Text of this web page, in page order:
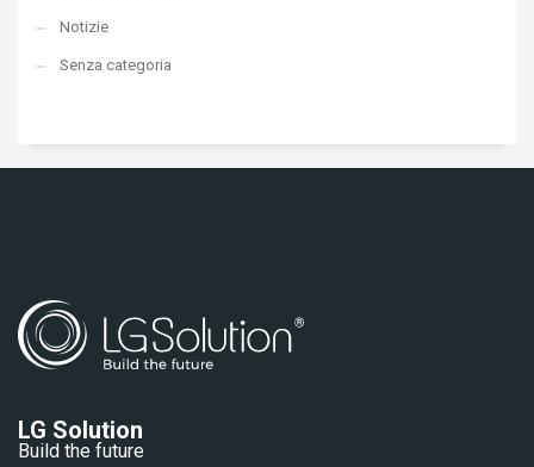
Notizie
Senza categoria
LG Solution
Build the future